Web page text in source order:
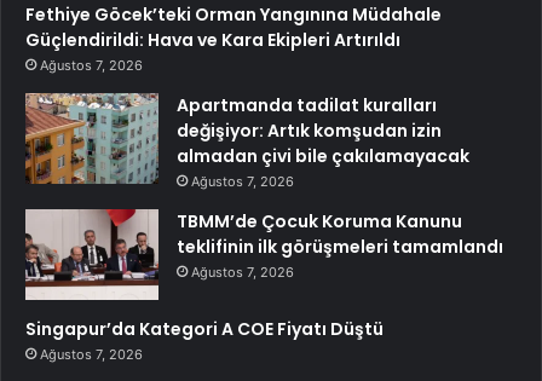
Fethiye Göcek’teki Orman Yangınına Müdahale
Güçlendirildi: Hava ve Kara Ekipleri Artırıldı
Ağustos 7, 2026
Apartmanda tadilat kuralları
değişiyor: Artık komşudan izin
almadan çivi bile çakılamayacak
Ağustos 7, 2026
TBMM’de Çocuk Koruma Kanunu
teklifinin ilk görüşmeleri tamamlandı
Ağustos 7, 2026
Singapur’da Kategori A COE Fiyatı Düştü
Ağustos 7, 2026